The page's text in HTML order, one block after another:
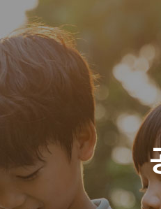
#정기후원#하트플레이스